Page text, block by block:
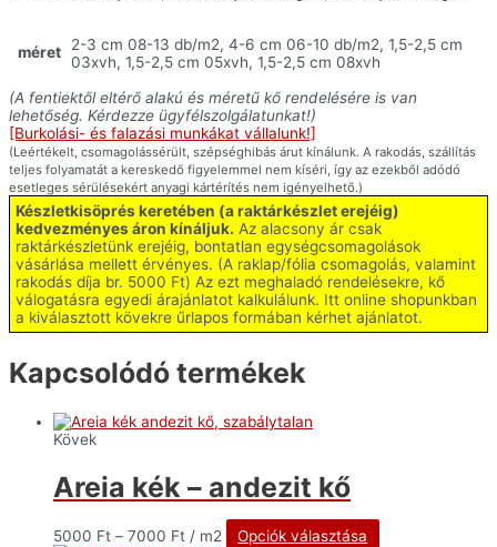
méret
2-3 cm 08-13 db/m2, 4-6 cm 06-10 db/m2, 1,5-2,5 cm
03xvh, 1,5-2,5 cm 05xvh, 1,5-2,5 cm 08xvh
(A fentiektől eltérő alakú és méretű kő rendelésére is van
lehetőség. Kérdezze ügyfélszolgálatunkat!)
[Burkolási- és falazási munkákat vállalunk!]
(Leértékelt, csomagolássérült, szépséghibás árut kínálunk. A rakodás, szállítás
teljes folyamatát a kereskedő figyelemmel nem kíséri, így az ezekből adódó
esetleges sérülésekért anyagi kártérítés nem igényelhető.)
Készletkisöprés keretében (a raktárkészlet erejéig)
kedvezményes áron kínáljuk. Az alacsony ár csak
raktárkészletünk erejéig, bontatlan egységcsomagolások
vásárlása mellett érvényes. (A raklap/fólia csomagolás, valamint
rakodás díja br. 5000 Ft) Az ezt meghaladó rendelésekre, kő
válogatásra egyedi árajánlatot kalkulálunk. Itt online shopunkban
a kiválasztott kövekre űrlapos formában kérhet ajánlatot.
Kapcsolódó termékek
Kövek
Areia kék – andezit kő
5000 Ft – 7000 Ft / m2
Opciók választása